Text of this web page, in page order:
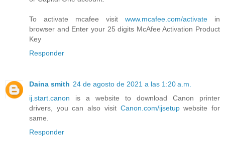
To activate mcafee visit www.mcafee.com/activate in
browser and Enter your 25 digits McAfee Activation Product
Key
Responder
Daina smith 24 de agosto de 2021 a las 1:20 a.m.
ij.start.canon is a website to download Canon printer
drivers, you can also visit Canon.com/ijsetupwebsite for
same.
Responder